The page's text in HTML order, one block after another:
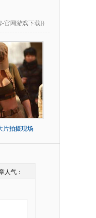
-官网游戏下载})
片拍摄现场
人气：